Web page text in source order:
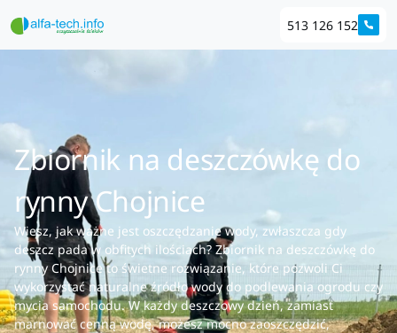
513 126 152
Zbiornik na deszczówkę do
rynny Chojnice
Wiesz, jak ważne jest oszczędzanie wody, zwłaszcza gdy
deszcz pada w obfitych ilościach? Zbiornik na deszczówkę do
rynny Chojnice to świetne rozwiązanie, które pozwoli Ci
wykorzystać naturalne źródło wody do podlewania ogrodu czy
mycia samochodu. W każdy deszczowy dzień, zamiast
marnować cenną wodę, możesz mocno zaoszczędzić,